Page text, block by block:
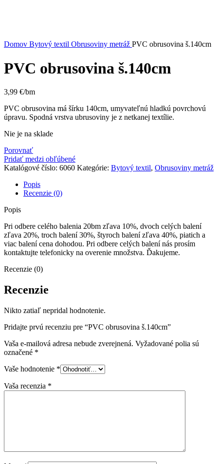
Domov Bytový textil Obrusoviny metráž PVC obrusovina š.140cm
PVC obrusovina š.140cm
3,99 €/bm
PVC obrusovina má šírku 140cm, umyvateľnú hladkú povrchovú
úpravu. Spodná vrstva ubrusoviny je z netkanej textílie.
Nie je na sklade
Porovnať
Pridať medzi obľúbené
Katalógové číslo: 6060 Kategórie: Bytový textil, Obrusoviny metráž
Popis
Recenzie (0)
Popis
Pri odbere celého balenia 20bm zľava 10%, dvoch celých balení
zľava 20%, troch balení 30%, štyroch balení zľava 40%, piatich a
viac balení cena dohodou. Pri odbere celých balení nás prosím
kontaktujte telefonicky na overenie množstva. Ďakujeme.
Recenzie (0)
Recenzie
Nikto zatiaľ nepridal hodnotenie.
Pridajte prvú recenziu pre “PVC obrusovina š.140cm”
Vaša e-mailová adresa nebude zverejnená. Vyžadované polia sú
označené *
Vaše hodnotenie *
Vaša recenzia *